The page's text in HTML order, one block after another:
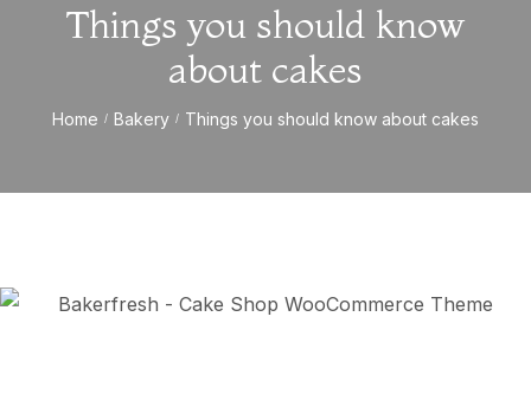
Things you should know
about cakes
Home / Bakery / Things you should know about cakes